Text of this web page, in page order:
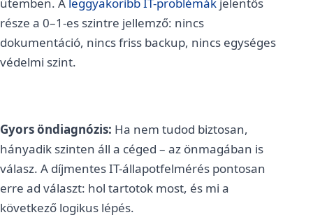
része a 0–1-es szintre jellemző: nincs
dokumentáció, nincs friss backup, nincs egységes
védelmi szint.
Gyors öndiagnózis: Ha nem tudod biztosan,
hányadik szinten áll a céged – az önmagában is
válasz. A díjmentes IT-állapotfelmérés pontosan
erre ad választ: hol tartotok most, és mi a
következő logikus lépés.